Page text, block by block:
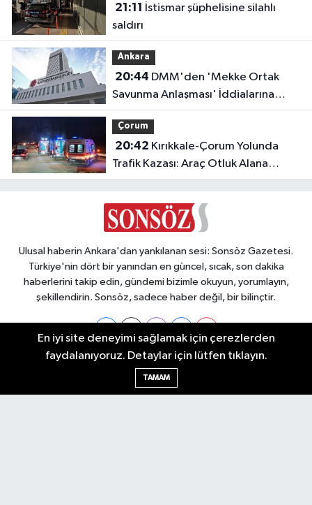
21:11
saldırı
Ankara
20:44
Savunma Anlaşması' İddialarına
Yalanlama
Çorum
20:42
Trafik Kazası: Araç Otluk Alana
Devrildi, Yaralılar Var!
Ulusal haberin Ankara'dan yankılanan sesi: Sonsöz Gazetesi.
Türkiye'nin dört bir yanından en güncel, sıcak, son dakika
haberlerini takip edin, gündemi bizimle okuyun, yorumlayın,
şekillendirin. Sonsöz, sadece haber değil, bir bilinçtir.
Ankara Nöbetçi Eczaneler
En iyi site deneyimi sağlamak için çerezlerden
faydalanıyoruz. Detaylar için lütfen tıklayın.
TAMAM